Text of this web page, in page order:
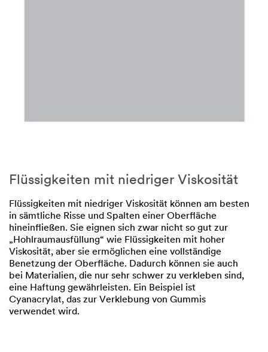
Flüssigkeiten mit niedriger Viskosität
Flüssigkeiten mit niedriger Viskosität können am besten
in sämtliche Risse und Spalten einer Oberfläche
hineinfließen. Sie eignen sich zwar nicht so gut zur
„Hohlraumausfüllung“ wie Flüssigkeiten mit hoher
Viskosität, aber sie ermöglichen eine vollständige
Benetzung der Oberfläche. Dadurch können sie auch
bei Materialien, die nur sehr schwer zu verkleben sind,
eine Haftung gewährleisten. Ein Beispiel ist
Cyanacrylat, das zur Verklebung von Gummis
verwendet wird.